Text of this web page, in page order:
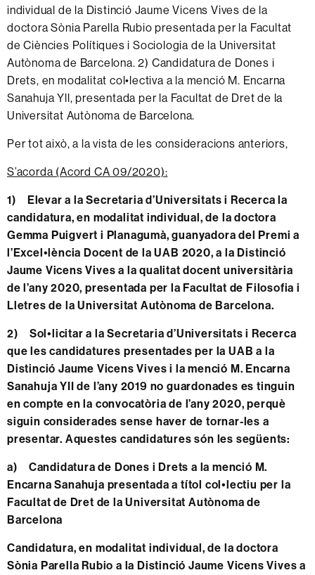
individual de la Distinció Jaume Vicens Vives de la
doctora Sònia Parella Rubio presentada per la Facultat
de Ciències Polítiques i Sociologia de la Universitat
Autònoma de Barcelona. 2) Candidatura de Dones i
Drets, en modalitat col•lectiva a la menció M. Encarna
Sanahuja Yll, presentada per la Facultat de Dret de la
Universitat Autònoma de Barcelona.
Per tot això, a la vista de les consideracions anteriors,
S’acorda (Acord CA 09/2020):
1) Elevar a la Secretaria d’Universitats i Recerca la
candidatura, en modalitat individual, de la doctora
Gemma Puigvert i Planagumà, guanyadora del Premi a
l’Excel•lència Docent de la UAB 2020, a la Distinció
Jaume Vicens Vives a la qualitat docent universitària
de l’any 2020, presentada per la Facultat de Filosofia i
Lletres de la Universitat Autònoma de Barcelona.
2) Sol•licitar a la Secretaria d’Universitats i Recerca
que les candidatures presentades per la UAB a la
Distinció Jaume Vicens Vives i la menció M. Encarna
Sanahuja YII de l’any 2019 no guardonades es tinguin
en compte en la convocatòria de l’any 2020, perquè
siguin considerades sense haver de tornar-les a
presentar. Aquestes candidatures són les següents:
a) Candidatura de Dones i Drets a la menció M.
Encarna Sanahuja presentada a títol col•lectiu per la
Facultat de Dret de la Universitat Autònoma de
Barcelona
Candidatura, en modalitat individual, de la doctora
Sònia Parella Rubio a la Distinció Jaume Vicens Vives a